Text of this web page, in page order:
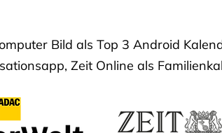
Bild als Top 3 Android
Zeit Online als